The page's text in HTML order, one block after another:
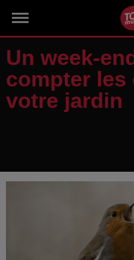
Un week-
compter les
votre jardin